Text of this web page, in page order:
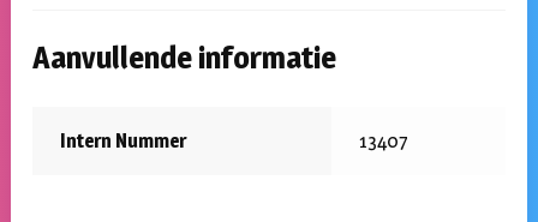
Aanvullende informatie
Intern Nummer 13407